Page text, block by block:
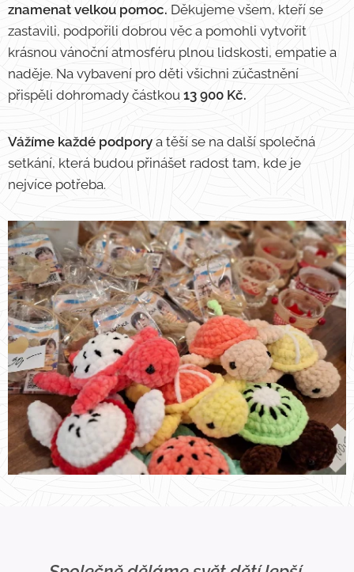
znamenat velkou pomoc. Děkujeme všem, kteří se
zastavili, podpořili dobrou věc a pomohli vytvořit
krásnou vánoční atmosféru plnou lidskosti, empatie a
naděje. Na vybavení pro děti všichni zúčastnění
přispěli dohromady částkou 13 900 Kč.
Vážíme každé podpory a těší se na další společná
setkání, která budou přinášet radost tam, kde je
nejvíce potřeba.